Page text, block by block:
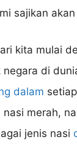
sajikan
kita mulai
di
dalam
merah,
jenis nasi